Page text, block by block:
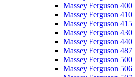
Massey Ferguson 400
Massey Ferguson 410
Massey Ferguson 415
Massey Ferguson 430
Massey Ferguson 440
Massey Ferguson 487
Massey Ferguson 500
Massey Ferguson 506